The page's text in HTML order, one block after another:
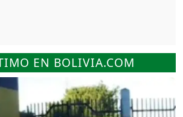
EN BOLIVIA.COM